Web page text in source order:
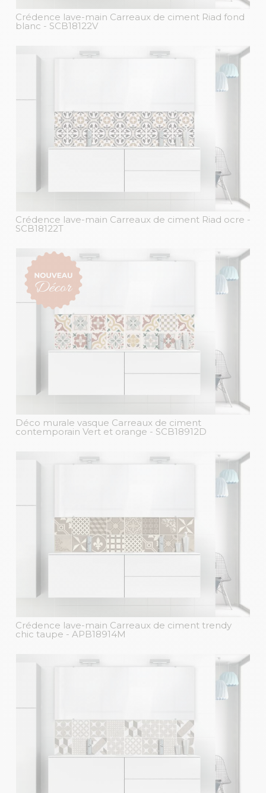
Crédence lave-main Carreaux de ciment Riad fond
blanc - SCB18122V
Crédence lave-main Carreaux de ciment Riad ocre -
SCB18122T
Déco murale vasque Carreaux de ciment
contemporain Vert et orange - SCB18912D
Crédence lave-main Carreaux de ciment trendy
chic taupe - APB18914M